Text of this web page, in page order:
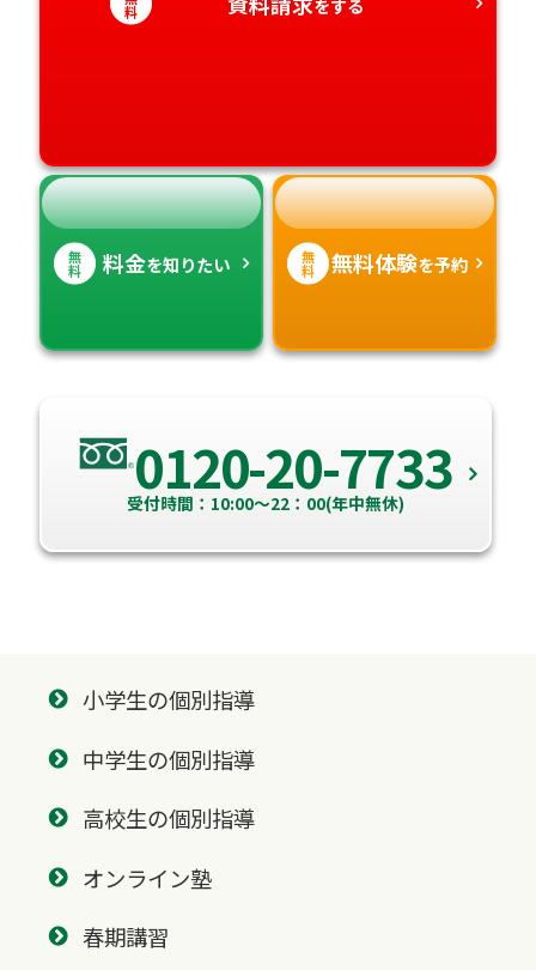
宮崎県
料
無
料 料金を知りたい 無
料 無料体験を予約
0120-20-7733
受付時間：10:00～22：00(年中無休)
小学生の個別指導
中学生の個別指導
高校生の個別指導
オンライン塾
春期講習